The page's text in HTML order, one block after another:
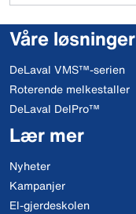
Våre løsninger
DeLaval VMS™-serien
Roterende melkestaller
DeLaval DelPro™
Lær mer
Nyheter
Kampanjer
El-gjerdeskolen